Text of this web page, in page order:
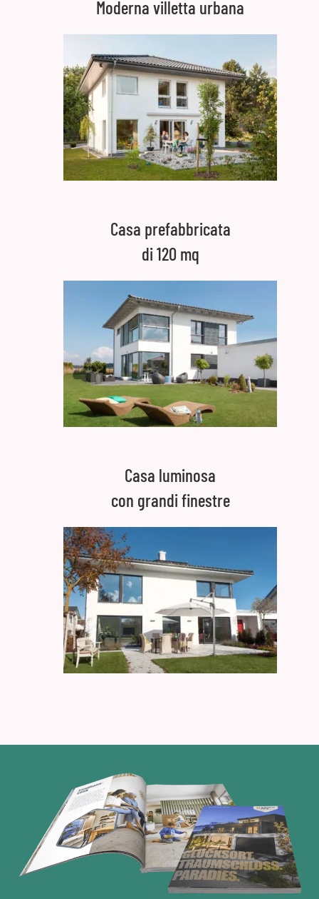
Moderna villetta urbana
Casa prefabbricata
di 120 mq
Casa luminosa
con grandi finestre